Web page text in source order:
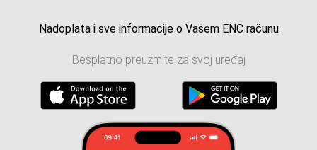
Nadoplata i sve informacije o Vašem ENC računu
Besplatno preuzmite za svoj uređaj